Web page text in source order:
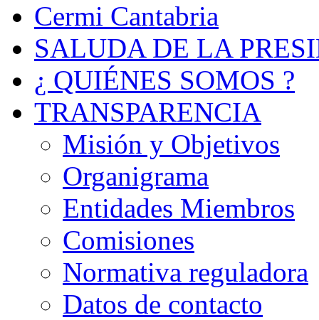
Cermi Cantabria
SALUDA DE LA
¿ QUIÉNES SOMOS ?
TRANSPARENCIA
Misión y Objetivos
Organigrama
Entidades Miembros
Comisiones
Normativa reguladora
Datos de contacto